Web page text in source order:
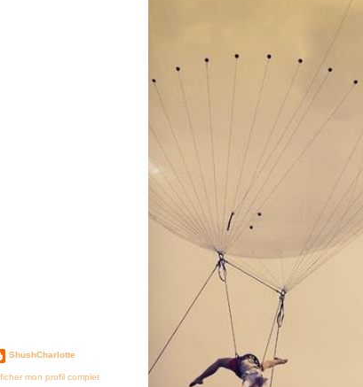
ShushCharlotte
mon profil complet